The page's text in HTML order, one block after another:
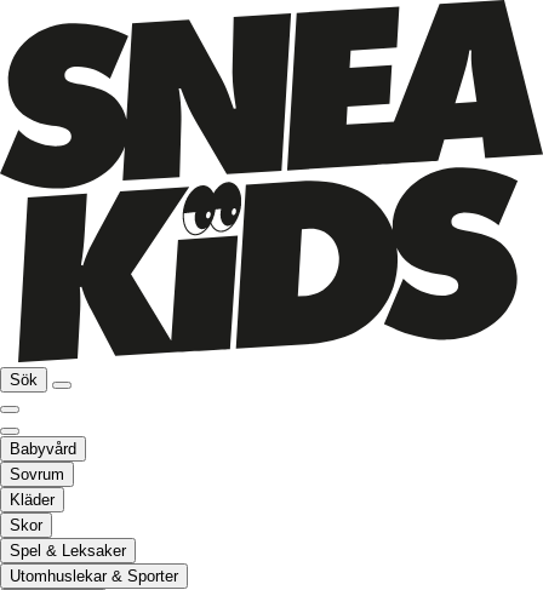
Sök
Babyvård
Sovrum
Kläder
Skor
Spel & Leksaker
Utomhuslekar & Sporter